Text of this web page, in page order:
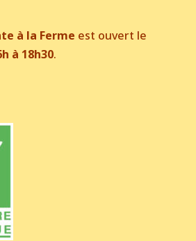
à la Ferme est ouvert le
à 18h30.